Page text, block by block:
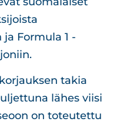
Formula 1 -
takia
lähes viisi
on toteutettu